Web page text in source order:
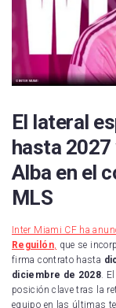
El lateral
hasta
Alba en el
MLS
Inter Miami CF ha
Reguilón, que se
firma contrato hasta
diciembre de 2028.
posición clave tras la
equipo en las últimas